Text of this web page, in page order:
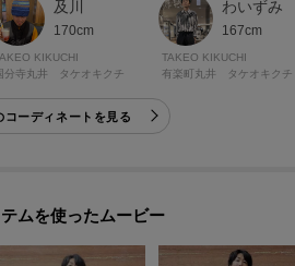
及川
170cm
KIKUCHI
分寺丸井 タケオキクチ
わいずみ
167cm
TAKEO KIKUCHI
有楽町丸井 タケオキクチ
コーディネートを見る
ムを使ったムービー